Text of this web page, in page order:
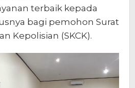
terbaik kepada
bagi pemohon Surat
Kepolisian (SKCK).